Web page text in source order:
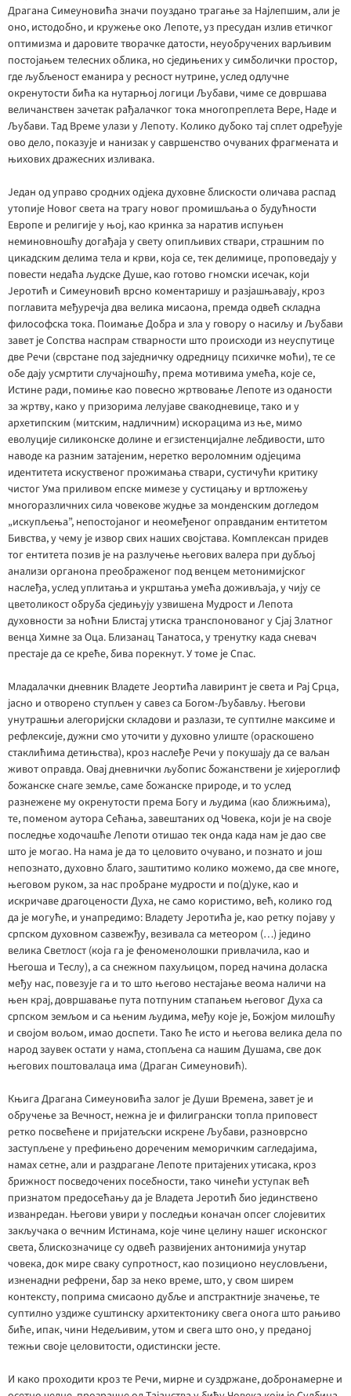
Драгана Симеуновића значи поуздано трагање за Најлепшим, али је
оно, истодобно, и кружење око Лепоте, уз пресудан излив етичког
оптимизма и даровите творачке датости, неуобручених варљивим
постојањем телесних облика, но сједињених у симболички простор,
где љубљеност еманира у ресност нутрине, услед одлучне
окренутости бића ка нутарњој логици Љубави, чиме се довршава
величанствен зачетак рађалачког тока многопреплета Вере, Наде и
Љубави. Тад Време улази у Лепоту. Колико дубоко тај сплет одређује
ово дело, показује и нанизак у савршенство очуваних фрагмената и
њихових дражесних изливака.
Један од управо сродних одјека духовне блискости оличава распад
утопије Новог света на трагу новог промишљања о будућности
Европе и религије у њој, као кринка за наратив испуњен
неминовношћу догађаја у свету опипљивих ствари, страшним по
цикадским делима тела и крви, која се, тек делимице, проповедају у
повести недаћа људске Душе, као готово гномски исечак, који
Јеротић и Симеуновић врсно коментаришу и разјашњавају, кроз
поглавита међуречја два велика мисаона, премда одвећ складна
философска тока. Поимање Добра и зла у говору о насиљу и Љубави
завет је Сопства наспрам стварности што происходи из неуспутице
две Речи (сврстане под заједничку одредницу психичке моћи), те се
обе дају усмртити случајношћу, према мотивима умећа, које се,
Истине ради, помиње као повесно жртвовање Лепоте из оданости
за жртву, како у призорима лелујаве свакодневице, тако и у
архетипским (митским, надличним) искорацима из ње, мимо
еволуције силиконске долине и егзистенцијалне лебдивости, што
наводе ка разним затајеним, неретко вероломним одјецима
идентитета искуственог прожимања ствари, сустичући критику
чистог Ума приливом епске мимезе у сустицању и вртложењу
многоразличних сила човекове жудње за монденским догледом
„искупљења”, непостојаног и неомеђеног оправданим ентитетом
Бивства, у чему је извор свих наших својстава. Комплексан придев
тог ентитета позив је на разлучење његових валера при дубљој
анализи органона преображеног под венцем метонимијског
наслеђа, услед уплитања и укрштања умећа доживљаја, у чију се
цветоликост обруба сједињују узвишена Мудрост и Лепота
духовности за ноћни Блистај утиска транспонованог у Сјај Златног
венца Химне за Оца. Близанац Танатоса, у тренутку када сневач
престаје да се креће, бива порекнут. У томе је Спас.
Младалачки дневник Владете Јеортића лавиринт је света и Рај Срца,
јасно и отворено ступљен у савез са Богом-Љубављу. Његови
унутрашњи алегоријски складови и разлази, те суптилне максиме и
рефлексије, дужни смо уточити у духовно улиште (ораскошено
стаклићима детињства), кроз наслеђе Речи у покушају да се ваљан
живот оправда. Овај дневнички љубопис божанствени је хијероглиф
божанске снаге земље, саме божанске природе, и то услед
разнежене му окренутости према Богу и људима (као ближњима),
те, поменом аутора Сећања, завештаних од Човека, који је на своје
последње ходочашће Лепоти отишао тек онда када нам је дао све
што је могао. На нама је да то целовито очувано, и познато и још
непознато, духовно благо, заштитимо колико можемо, да све многе,
његовом руком, за нас пробране мудрости и по(д)уке, као и
искричаве драгоцености Духа, не само користимо, већ, колико год
да је могуће, и унапредимо: Владету Јеротића је, као ретку појаву у
српском духовном сазвежђу, везивала са метеором (…) једино
велика Светлост (која га је феноменолошки привлачила, као и
Његоша и Теслу), а са снежном пахуљицом, поред начина доласка
међу нас, повезује га и то што његово нестајање веома наличи на
њен крај, довршавање пута потпуним стапањем његовог Духа са
српском земљом и са њеним људима, међу које је, Божјом милошћу
и својом вољом, имао доспети. Тако ће исто и његова велика дела по
народ заувек остати у нама, стопљена са нашим Душама, све док
његових поштовалаца има (Драган Симеуновић).
Књига Драгана Симеуновића залог је Души Времена, завет је и
обручење за Вечност, нежна је и филигрански топла приповест
ретко посвећене и пријатељски искрене Љубави, разноврсно
заступљене у префињено дореченим меморичким сагледајима,
намах сетне, али и раздрагане Лепоте притајених утисака, кроз
брижност посведочених посебности, тако чинећи уступак већ
признатом предосећању да је Владета Јеротић био јединствено
изванредан. Његови увири у последњи коначан опсег слојевитих
закључака о вечним Истинама, које чине целину нашег исконског
света, блискозначице су одвећ развијених антонимија унутар
човека, док мире сваку супротност, као позиционо неусловљени,
изненадни рефрени, бар за неко време, што, у свом ширем
контексту, поприма смисаоно дубље и апстрактније значење, те
суптилно уздиже суштинску архитектонику свега онога што рањиво
биће, ипак, чини Недељивим, утом и свега што оно, у преданој
тежњи своје целовитости, одистински јесте.
И како проходити кроз те Речи, мирне и суздржане, добронамерне и